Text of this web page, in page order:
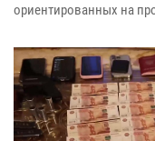
ориентированных на